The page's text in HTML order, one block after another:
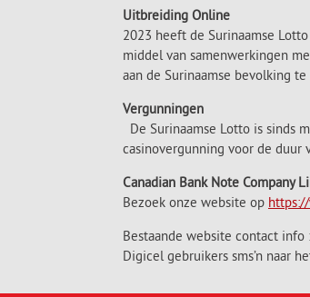
2023 heeft de Surinaamse
middel van samenwerkingen
aan de Surinaamse bevolking
De Surinaamse Lotto is sinds
casinovergunning voor de
Canadian Bank Note Company
Bezoek onze website op
Bestaande website contact info :
Digicel gebruikers sms’n naar